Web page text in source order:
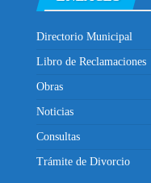
Directorio Municipal
Libro de Reclamaciones
Obras
Noticias
Consultas
Trámite de Divorcio